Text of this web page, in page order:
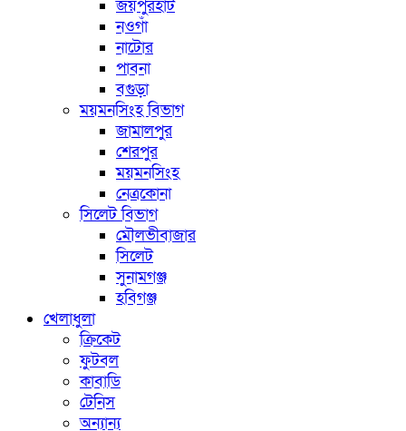
জয়পুরহাট
নওগাঁ
নাটোর
পাবনা
বগুড়া
ময়মনসিংহ বিভাগ
জামালপুর
শেরপুর
ময়মনসিংহ
নেত্রকোনা
সিলেট বিভাগ
মৌলভীবাজার
সিলেট
সুনামগঞ্জ
হবিগঞ্জ
খেলাধুলা
ক্রিকেট
ফুটবল
কাবাডি
টেনিস
অন্যান্য